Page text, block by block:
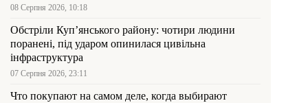
08 Серпня 2026, 10:18
Обстріли Куп’янського району: чотири людини
поранені, під ударом опинилася цивільна
інфраструктура
07 Серпня 2026, 23:11
Что покупают на самом деле, когда выбирают